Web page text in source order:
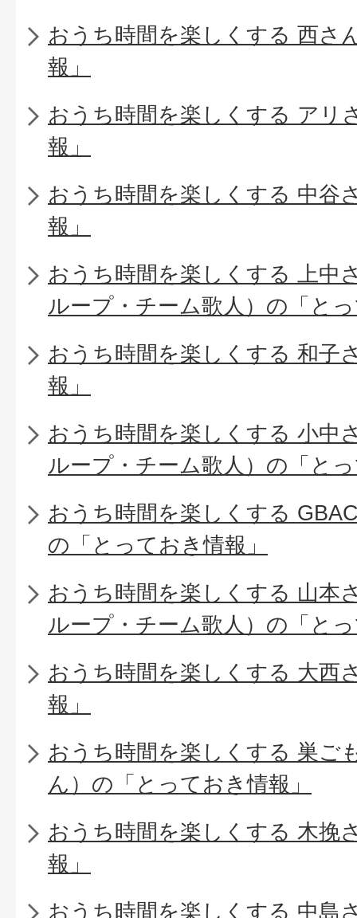
おうち時間を楽しくする 西さ
報」
おうち時間を楽しくする アリ
報」
おうち時間を楽しくする 中谷
報」
おうち時間を楽しくする 上中
ループ・チーム歌人）の「と
おうち時間を楽しくする 和子
報」
おうち時間を楽しくする 小中
ループ・チーム歌人）の「と
おうち時間を楽しくする
の「とっておき情報」
おうち時間を楽しくする 山本
ループ・チーム歌人）の「と
おうち時間を楽しくする 大西
報」
おうち時間を楽しくする 巣ご
ん）の「とっておき情報」
おうち時間を楽しくする 木挽
報」
おうち時間を楽しくする 中島